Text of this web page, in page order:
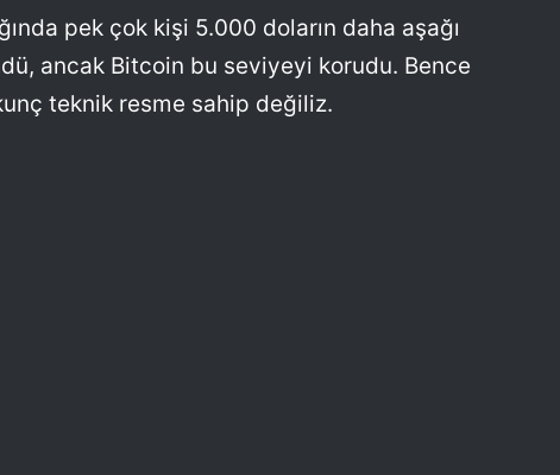
pek çok kişi 5.000 doların daha aşağı
ancak Bitcoin bu seviyeyi korudu. Bence
teknik resme sahip değiliz.